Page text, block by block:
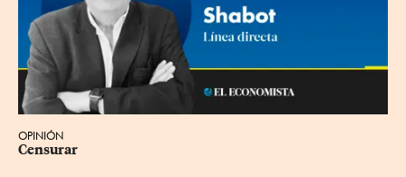
OPINIÓN
Censurar